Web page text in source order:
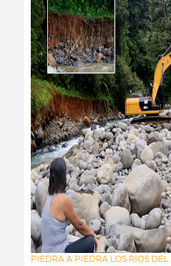
PIEDRA A PIEDRA LOS RÍOS